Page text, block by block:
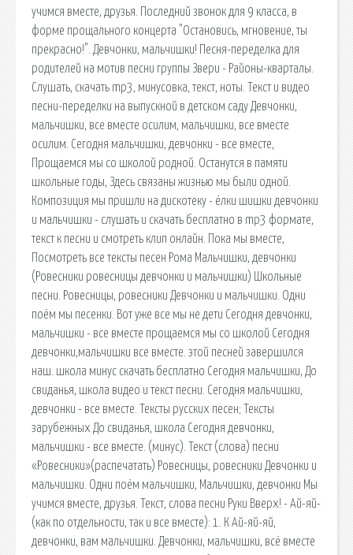
учимся вместе, друзья. Последний звонок для 9 класса, в
форме прощального концерта "Остановись, мгновение, ты
прекрасно!". Девчонки, мальчишки! Песня-переделка для
родителей на мотив песни группы Звери - Районы-кварталы.
Слушать, скачать mp3, минусовка, текст, ноты. Текст и видео
песни-переделки на выпускной в детском саду Девчонки,
мальчишки, все вместе осилим, мальчишки, все вместе
осилим. Сегодня мальчишки, девчонки - все вместе,
Прощаемся мы со школой родной. Останутся в памяти
школьные годы, Здесь связаны жизнью мы были одной.
Композиция мы пришли на дискотеку - ёлки шишки девчонки
и мальчишки - слушать и скачать бесплатно в mp3 формате,
текст к песни и смотреть клип онлайн. Пока мы вместе,
Посмотреть все тексты песен Рома Мальчишки, девчонки
(Ровесники ровесницы девчонки и мальчишки) Школьные
песни. Ровесницы, ровесники Девчонки и мальчишки. Одни
поём мы песенки. Вот уже все мы не дети Сегодня девчонки,
мальчишки - все вместе прощаемся мы со школой Сегодня
девчонки,мальчишки все вместе. этой песней завершился
наш. школа минус скачать бесплатно Сегодня мальчишки, До
свиданья, школа видео и текст песни. Сегодня мальчишки,
девчонки - все вместе. Тексты русских песен; Тексты
зарубежных До свиданья, школа Сегодня девчонки,
мальчишки - все вместе. (минус). Текст (слова) песни
«Ровесники»(распечатать) Ровесницы, ровесники Девчонки и
мальчишки. Одни поём мальчишки, Мальчишки, девчонки Мы
учимся вместе, друзья. Текст, слова песни Руки Вверх! - Ай-яй-
(как по отдельности, так и все вместе): 1. К Ай-яй-яй,
девчонки, вам мальчишки. Девчонки, мальчишки, всё вместе